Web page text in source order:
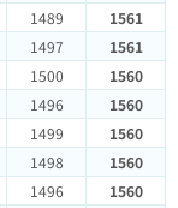
1489
1561
1497
1561
1500
1560
1496
1560
1499
1560
1498
1560
1496
1560